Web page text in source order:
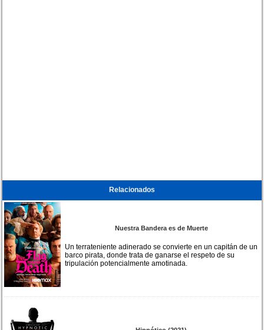
Relacionados
Nuestra Bandera es de Muerte
Un terrateniente adinerado se convierte en un capitán de un
barco pirata, donde trata de ganarse el respeto de su
tripulación potencialmente amotinada.